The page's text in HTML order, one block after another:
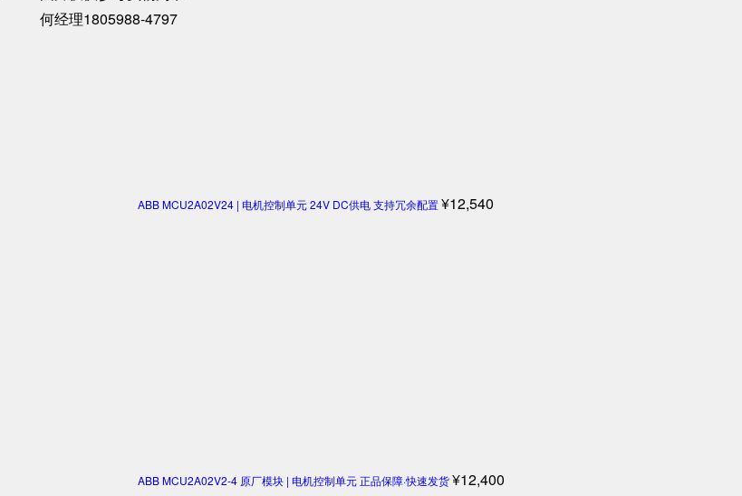
何经理1805988-4797
ABB MCU2A02V24 | 电机控制单元 24V DC供电 支持冗余配置¥12,540
ABB MCU2A02V2-4 原厂模块 | 电机控制单元 正品保障·快速发货¥12,400